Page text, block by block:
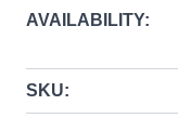
AVAILABILITY:
SKU: